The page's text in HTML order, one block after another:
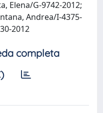
Elena/G-9742-2012;
Andrea/I-4375-
2012
completa